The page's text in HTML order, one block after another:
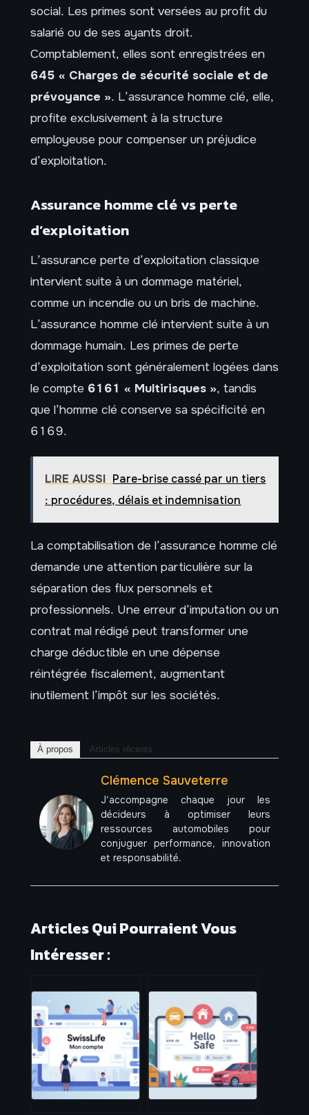
social. Les primes sont versées au profit du
salarié ou de ses ayants droit.
Comptablement, elles sont enregistrées en
645 « Charges de sécurité sociale et de
prévoyance ». L’assurance homme clé, elle,
profite exclusivement à la structure
employeuse pour compenser un préjudice
d’exploitation.
Assurance homme clé vs perte
d’exploitation
L’assurance perte d’exploitation classique
intervient suite à un dommage matériel,
comme un incendie ou un bris de machine.
L’assurance homme clé intervient suite à un
dommage humain. Les primes de perte
d’exploitation sont généralement logées dans
le compte 6161 « Multirisques », tandis
que l’homme clé conserve sa spécificité en
6169.
LIRE AUSSI Pare-brise cassé par un tiers
: procédures, délais et indemnisation
La comptabilisation de l’assurance homme clé
demande une attention particulière sur la
séparation des flux personnels et
professionnels. Une erreur d’imputation ou un
contrat mal rédigé peut transformer une
charge déductible en une dépense
réintégrée fiscalement, augmentant
inutilement l’impôt sur les sociétés.
À propos Articles récents
Clémence Sauveterre
J’accompagne chaque jour les
décideurs à optimiser leurs
ressources automobiles pour
conjuguer performance, innovation
et responsabilité.
Articles Qui Pourraient Vous
Intéresser :